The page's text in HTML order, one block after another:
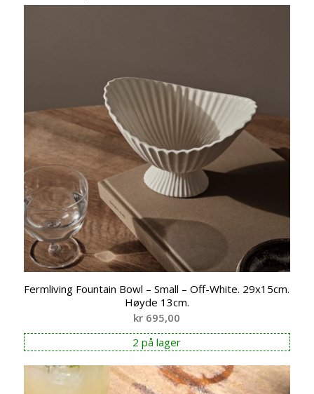
Fermliving Fountain Bowl – Small – Off-White. 29x15cm.
Høyde 13cm.
kr 695,00
2 på lager